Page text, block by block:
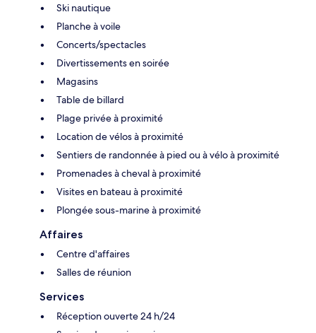
Ski nautique
Planche à voile
Concerts/spectacles
Divertissements en soirée
Magasins
Table de billard
Plage privée à proximité
Location de vélos à proximité
Sentiers de randonnée à pied ou à vélo à proximité
Promenades à cheval à proximité
Visites en bateau à proximité
Plongée sous-marine à proximité
Affaires
Centre d'affaires
Salles de réunion
Services
Réception ouverte 24 h/24